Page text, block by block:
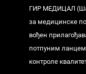
ГИР МЕДИЦАЛ
за медицинске
вођен
потпуним
контроле